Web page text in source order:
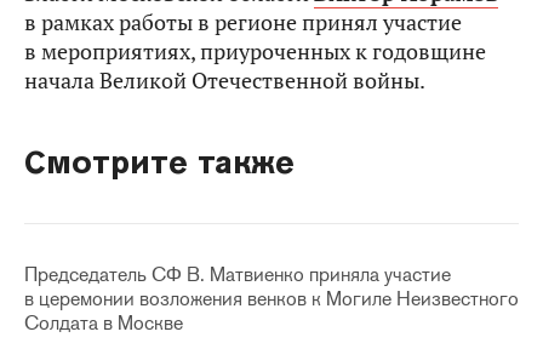
в рамках работы в регионе принял участие
в мероприятиях, приуроченных к годовщине
начала Великой Отечественной войны.
Смотрите также
Председатель СФ В. Матвиенко приняла участие
в церемонии возложения венков к Могиле Неизвестного
Солдата в Москве